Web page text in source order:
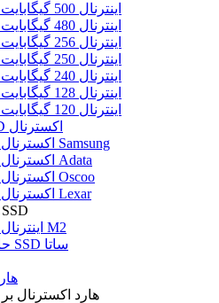
SSD اینترنال 500 گیگابایت
SSD اینترنال 480 گیگابایت
SSD اینترنال 256 گیگابایت
SSD اینترنال 250 گیگابایت
SSD اینترنال 240 گیگابایت
SSD اینترنال 128 گیگابایت
SSD اینترنال 120 گیگابایت
حافظه SSD اکسترنال
SSD اکسترنال Samsung
SSD اکسترنال Adata
SSD اکسترنال Oscoo
SSD اکسترنال Lexar
نوع حافظه SSD
SSD اینترنال M2
حافظه SSD ساتا
هارد اکسترنال